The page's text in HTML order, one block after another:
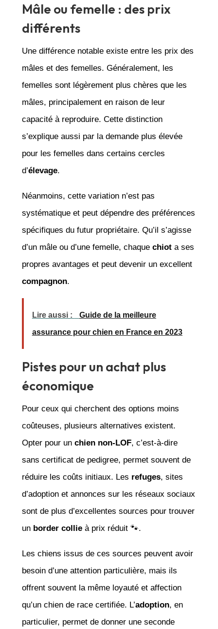
Mâle ou femelle : des prix
différents
Une différence notable existe entre les prix des
mâles et des femelles. Généralement, les
femelles sont légèrement plus chères que les
mâles, principalement en raison de leur
capacité à reproduire. Cette distinction
s’explique aussi par la demande plus élevée
pour les femelles dans certains cercles
d’élevage.
Néanmoins, cette variation n’est pas
systématique et peut dépendre des préférences
spécifiques du futur propriétaire. Qu’il s’agisse
d’un mâle ou d’une femelle, chaque chiota ses
propres avantages et peut devenir un excellent
compagnon.
Lire aussi : Guide de la meilleure
assurance pour chien en France en 2023
Pistes pour un achat plus
économique
Pour ceux qui cherchent des options moins
coûteuses, plusieurs alternatives existent.
Opter pour un chien non-LOF, c’est-à-dire
sans certificat de pedigree, permet souvent de
réduire les coûts initiaux. Les refuges, sites
d’adoption et annonces sur les réseaux sociaux
sont de plus d’excellentes sources pour trouver
un border collieà prix réduit 🐾.
Les chiens issus de ces sources peuvent avoir
besoin d’une attention particulière, mais ils
offrent souvent la même loyauté et affection
qu’un chien de race certifiée. L’adoption, en
particulier, permet de donner une seconde